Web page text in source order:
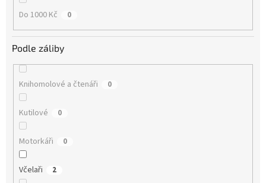
Do 1000 Kč 0
Podle záliby
Knihomolové a čtenáři 0
Kutilové 0
Motorkáři 0
Včelaři 2